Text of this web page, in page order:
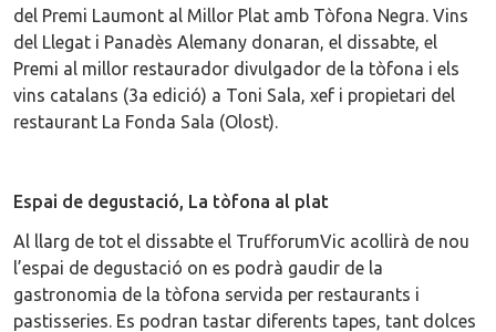
del Premi Laumont al Millor Plat amb Tòfona Negra. Vins
del Llegat i Panadès Alemany donaran, el dissabte, el
Premi al millor restaurador divulgador de la tòfona i els
vins catalans (3a edició) a Toni Sala, xef i propietari del
restaurant La Fonda Sala (Olost).
Espai de degustació, La tòfona al plat
Al llarg de tot el dissabte el TrufforumVic acollirà de nou
l’espai de degustació on es podrà gaudir de la
gastronomia de la tòfona servida per restaurants i
pastisseries. Es podran tastar diferents tapes, tant dolces